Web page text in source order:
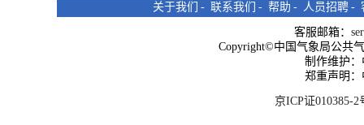
关于我们 - 联系我们 - 帮助 - 人员招聘 -
客服邮箱：
Copyright©中国气象局公共
制作维护
郑重声明
京ICP证010385-2